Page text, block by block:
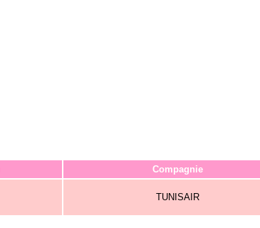
Compagnie
TUNISAIR